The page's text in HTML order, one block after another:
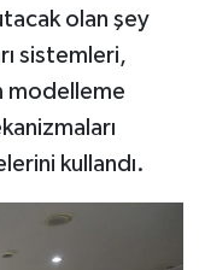
olan şey
sistemleri,
modelleme
kullandı.